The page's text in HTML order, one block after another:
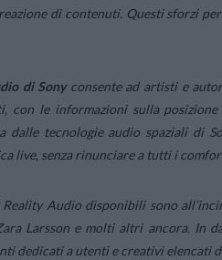
di contenuti. Questi sforzi
di Sonyconsente ad artisti e
con le informazioni sulla
dalle tecnologie audio spaziali di
live, senza rinunciare a tutti i
Audio disponibili sono
Larsson e molti altri ancora. In
dedicati a utenti e creativi elencati